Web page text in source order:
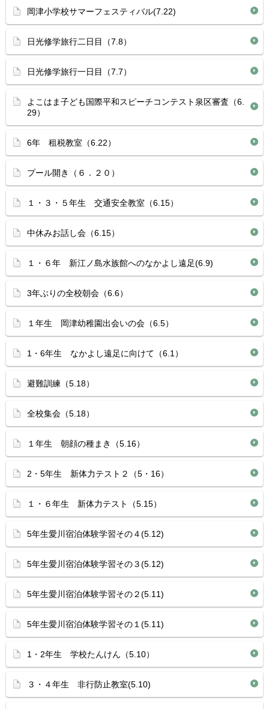
岡津小学校サマーフェスティバル(7.22)
日光修学旅行二日目（7.8）
日光修学旅行一日目（7.7）
よこはま子ども国際平和スピーチコンテスト泉区審査（6.
29）
6年 租税教室（6.22）
プール開き（６．２０）
１・３・５年生 交通安全教室（6.15）
中休みお話し会（6.15）
１・６年 新江ノ島水族館へのなかよし遠足(6.9)
3年ぶりの全校朝会（6.6）
１年生 岡津幼稚園出会いの会（6.5）
1・6年生 なかよし遠足に向けて（6.1）
避難訓練（5.18）
全校集会（5.18）
１年生 朝顔の種まき（5.16）
2・5年生 新体力テスト２（5・16）
１・６年生 新体力テスト（5.15）
5年生愛川宿泊体験学習その４(5.12)
5年生愛川宿泊体験学習その３(5.12)
5年生愛川宿泊体験学習その２(5.11)
5年生愛川宿泊体験学習その１(5.11)
1・2年生 学校たんけん（5.10）
３・４年生 非行防止教室(5.10)